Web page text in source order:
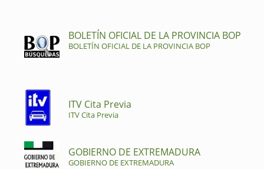
BOLETÍN OFICIAL DE LA PROVINCIA BOP
BOLETÍN OFICIAL DE LA PROVINCIA BOP
ITV Cita Previa
ITV Cita Previa
GOBIERNO DE EXTREMADURA
GOBIERNO DE EXTREMADURA